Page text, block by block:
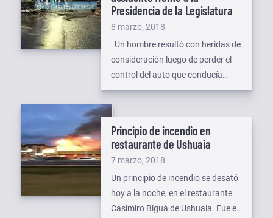
este miércoles en la intersección de
avenida Alem y Augusto Lasserre,
y tuvo como protagonista a un
Chevrolet […]
Presidencia de la Legislatura
Publicado
el
8 marzo, 2018
Un hombre resultó con heridas de
consideración luego de perder el
control del auto que conducía
cuando se desplazaba por avenida
Maipú e impactó contra una
perfectamente estacionada sobre
dicha arteria. El impacto se
produjo frente al edificio de la
Presidencia de la Legislatura
Provincia, en Maipú y Onas de […]
Principio de incendio en
restaurante de Ushuaia
Publicado
el
7 marzo, 2018
Un principio de incendio se desató
hoy a la noche, en el restaurante
Casimiro Biguá de Ushuaia. Fue en